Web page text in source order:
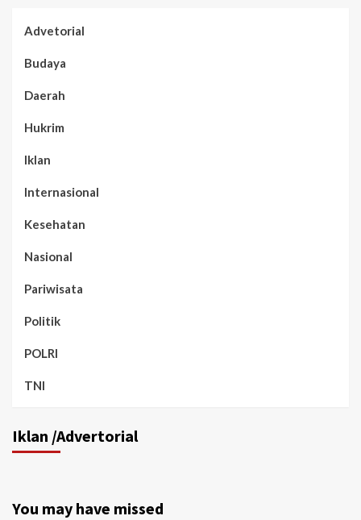
Advetorial
Budaya
Daerah
Hukrim
Iklan
Internasional
Kesehatan
Nasional
Pariwisata
Politik
POLRI
TNI
Iklan /Advertorial
You may have missed